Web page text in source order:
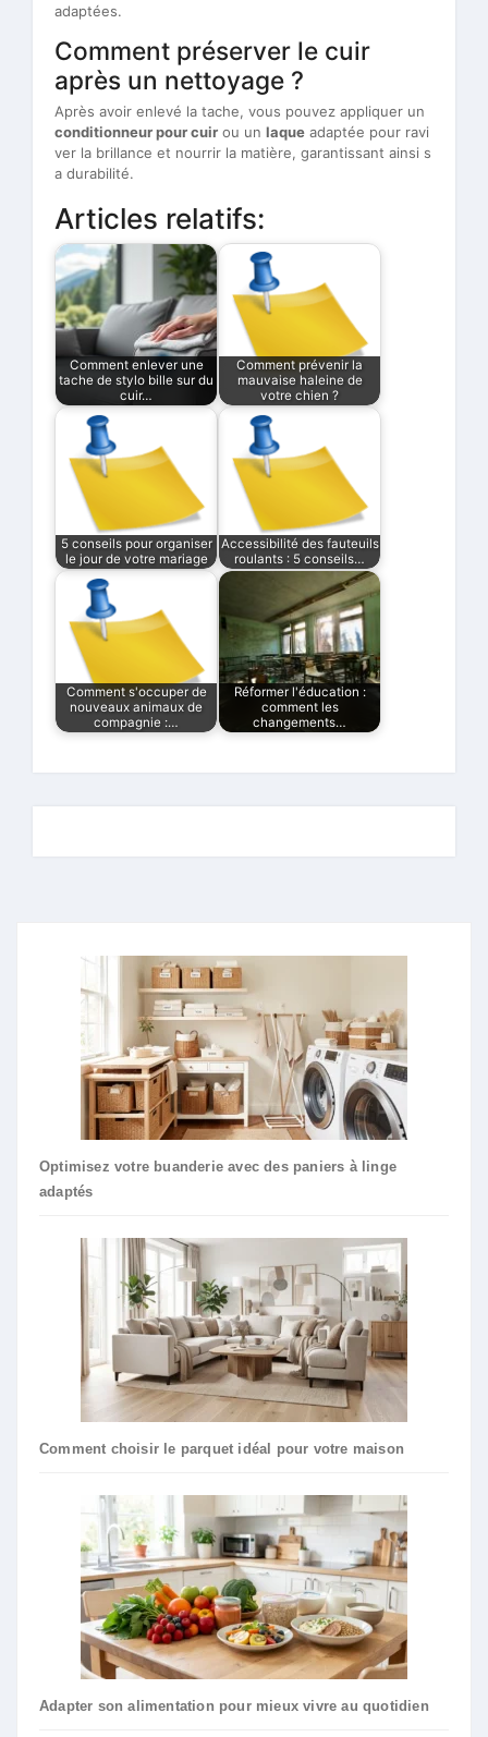
adaptées.
Comment préserver le cuir
après un nettoyage ?
Après avoir enlevé la tache, vous pouvez appliquer un
conditionneur pour cuir ou un laque adaptée pour ravi
ver la brillance et nourrir la matière, garantissant ainsi s
a durabilité.
Articles relatifs:
Comment enlever une
tache de stylo bille sur du
cuir…
Comment prévenir la
mauvaise haleine de
votre chien ?
5 conseils pour organiser
le jour de votre mariage
Accessibilité des fauteuils
roulants : 5 conseils…
Comment s'occuper de
nouveaux animaux de
compagnie :…
Réformer l'éducation :
comment les
changements…
Optimisez votre buanderie avec des paniers à linge
adaptés
Comment choisir le parquet idéal pour votre maison
Adapter son alimentation pour mieux vivre au quotidien